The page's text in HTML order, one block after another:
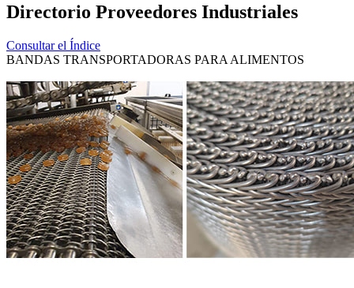
Directorio Proveedores Industriales
Consultar el Índice
BANDAS TRANSPORTADORAS PARA ALIMENTOS